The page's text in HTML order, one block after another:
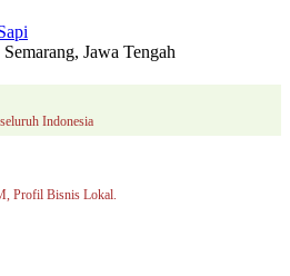
Jawa Tengah
Indonesia
Profil Bisnis Lokal.